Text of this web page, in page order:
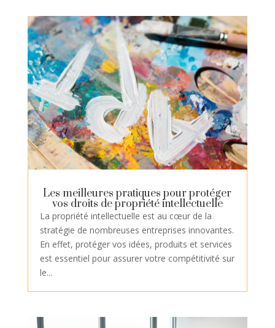
Les meilleures pratiques pour protéger
vos droits de propriété intellectuelle
La propriété intellectuelle est au cœur de la
stratégie de nombreuses entreprises innovantes.
En effet, protéger vos idées, produits et services
est essentiel pour assurer votre compétitivité sur
le...